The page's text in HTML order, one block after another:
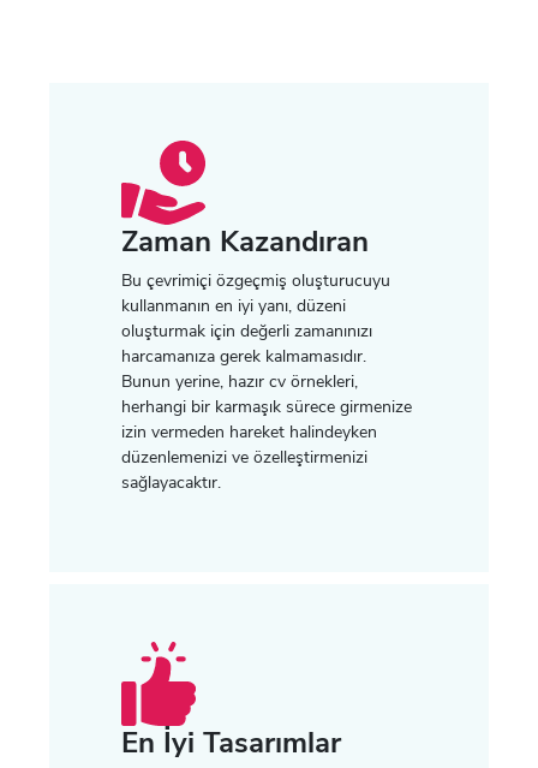
Zaman Kazandıran
Bu çevrimiçi özgeçmiş oluşturucuyu
kullanmanın en iyi yanı, düzeni
oluşturmak için değerli zamanınızı
harcamanıza gerek kalmamasıdır.
Bunun yerine, hazır cv örnekleri,
herhangi bir karmaşık sürece girmenize
izin vermeden hareket halindeyken
düzenlemenizi ve özelleştirmenizi
sağlayacaktır.
En İyi Tasarımlar